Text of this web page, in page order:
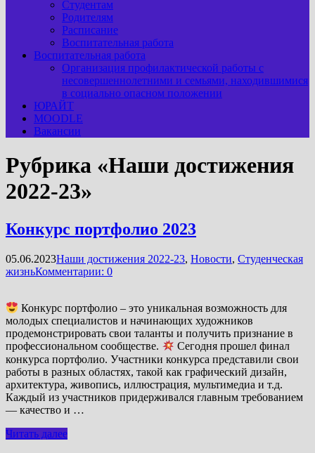
Студентам
Родителям
Расписание
Воспитательная работа
Воспитательная работа
Организация профилактической работы с
несовершеннолетними и семьями, находившимися
в социально опасном положении
ЮРАЙТ
MOODLE
Вакансии
Рубрика «Наши достижения
2022-23»
Конкурс портфолио 2023
05.06.2023Наши достижения 2022-23, Новости, Студенческая
жизньКомментарии: 0
Конкурс портфолио – это уникальная возможность для
молодых специалистов и начинающих художников
продемонстрировать свои таланты и получить признание в
профессиональном сообществе.
Сегодня прошел финал
конкурса портфолио. Участники конкурса представили свои
работы в разных областях, такой как графический дизайн,
архитектура, живопись, иллюстрация, мультимедиа и т.д.
Каждый из участников придерживался главным требованием
— качество и …
Читать далее